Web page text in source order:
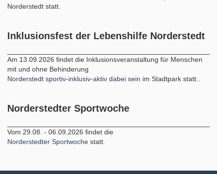
Norderstedt statt.
Inklusionsfest der Lebenshilfe Norderstedt
Am 13.09.2026 findet die Inklusionsveranstaltung für Menschen
mit und ohne Behinderung
Norderstedt sportiv-inklusiv-aktiv dabei sein im Stadtpark statt..
Norderstedter Sportwoche
Vom 29.08. - 06.09.2026 findet die
Norderstedter Sportwoche statt.